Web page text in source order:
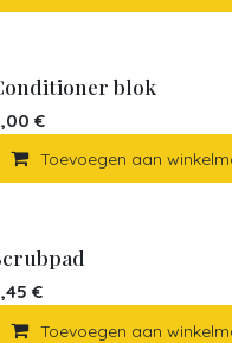
blok
€
Toevoegen aan
€
Toevoegen aan